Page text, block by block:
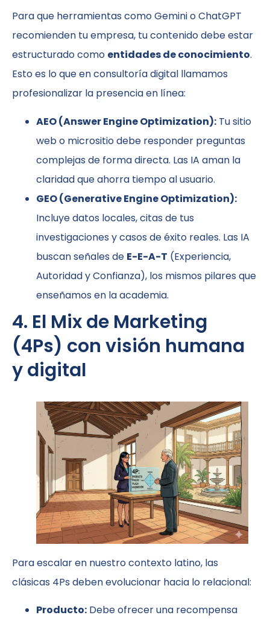
Para que herramientas como Gemini o ChatGPT
recomienden tu empresa, tu contenido debe estar
estructurado como entidades de conocimiento.
Esto es lo que en consultoría digital llamamos
profesionalizar la presencia en línea:
AEO (Answer Engine Optimization): Tu sitio
web o micrositio debe responder preguntas
complejas de forma directa. Las IA aman la
claridad que ahorra tiempo al usuario.
GEO (Generative Engine Optimization):
Incluye datos locales, citas de tus
investigaciones y casos de éxito reales. Las IA
buscan señales de E-E-A-T (Experiencia,
Autoridad y Confianza), los mismos pilares que
enseñamos en la academia.
4. El Mix de Marketing
(4Ps) con visión humana
y digital
Para escalar en nuestro contexto latino, las
clásicas 4Ps deben evolucionar hacia lo relacional:
Producto: Debe ofrecer una recompensa